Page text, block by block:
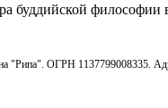
буддийской
"Рипа". ОГРН 1137799008335.